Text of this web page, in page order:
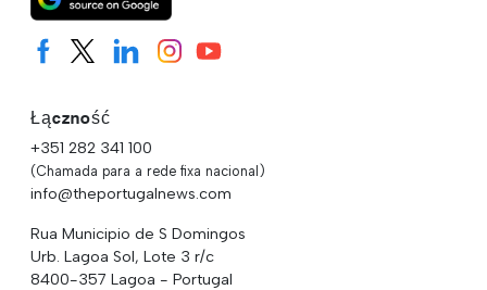
Łączność
+351 282 341 100
(Chamada para a rede fixa nacional)
info@theportugalnews.com
Rua Municipio de S Domingos
Urb. Lagoa Sol, Lote 3 r/c
8400-357 Lagoa - Portugal